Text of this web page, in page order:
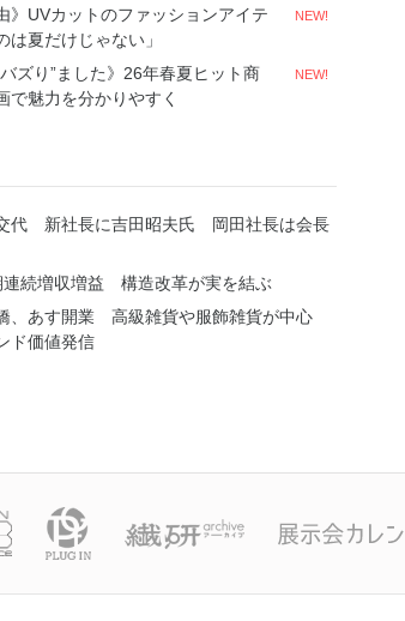
》UVカットのファッションアイテ
夏だけじゃない」
NEW!
バズり”ました》26年春夏ヒット商
魅力を分かりやすく
NEW!
代 新社長に吉田昭夫氏 岡田社長は会長
連続増収増益 構造改革が実を結ぶ
、あす開業 高級雑貨や服飾雑貨が中心
ド価値発信